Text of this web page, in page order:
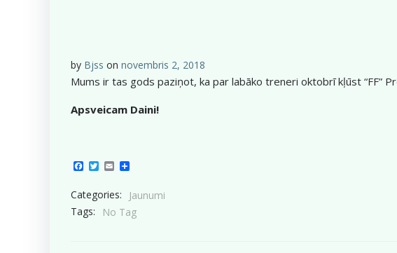
by Bjss on novembris 2, 2018
Mums ir tas gods paziņot, ka par labāko treneri oktobrī kļūst “FF”
Apsveicam Daini!
Facebook
Twitter
Email
Categories:
Jaunumi
Tags:
No Tag